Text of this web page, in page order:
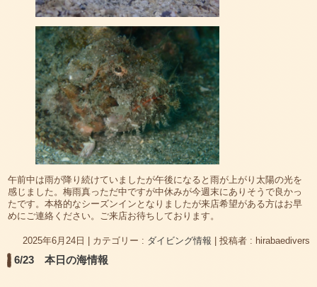
午前中は雨が降り続けていましたが午後になると雨が上がり太陽の光を
感じました。梅雨真っただ中ですが中休みが今週末にありそうで良かっ
たです。本格的なシーズンインとなりましたが来店希望がある方はお早
めにご連絡ください。ご来店お待ちしております。
2025年6月24日 カテゴリー : ダイビング情報 投稿者 : hirabaedivers
6/23 本日の海情報